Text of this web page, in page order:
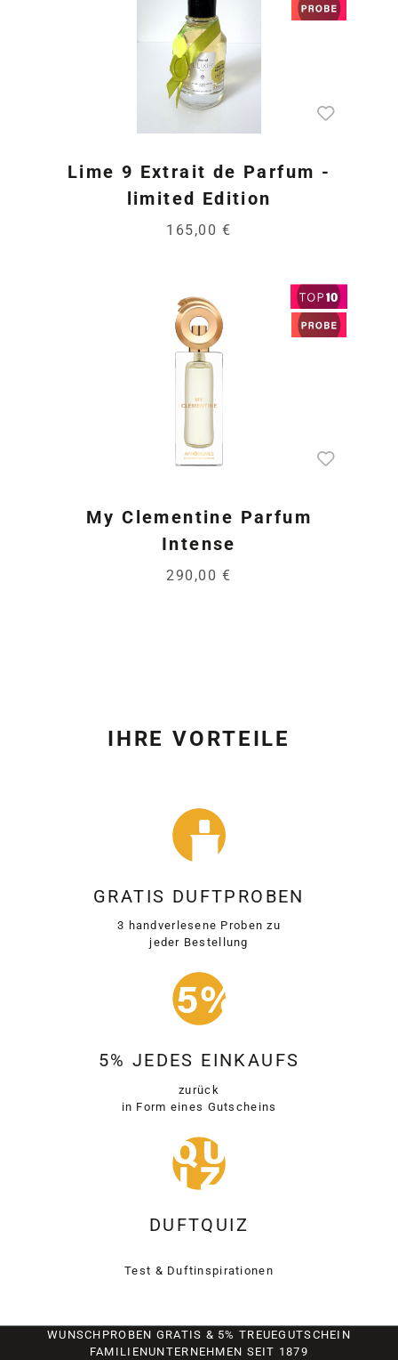
Lime 9 Extrait de Parfum -
limited Edition
165,00 €
My Clementine Parfum
Intense
290,00 €
IHRE VORTEILE
GRATIS DUFTPROBEN
3 handverlesene Proben zu
jeder Bestellung
5% JEDES EINKAUFS
zurück
in Form eines Gutscheins
DUFTQUIZ
Test & Duftinspirationen
WUNSCHPROBEN GRATIS & 5% TREUEGUTSCHEIN
FAMILIENUNTERNEHMEN SEIT 1879